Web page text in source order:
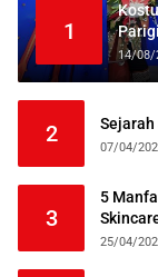
1
14/08/
2 Sejarah
07/04/
3
5
25/04/